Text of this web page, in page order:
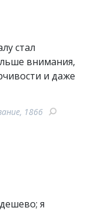
стал
внимания,
и даже
1866
я